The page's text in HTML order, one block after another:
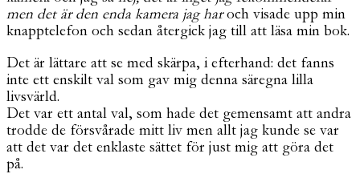
men det är den enda kamera jag haroch visade upp min
knapptelefon och sedan återgick jag till att läsa min bok.
Det är lättare att se med skärpa, i efterhand: det fanns
inte ett enskilt val som gav mig denna säregna lilla
livsvärld.
Det var ett antal val, som hade det gemensamt att andra
trodde de försvårade mitt liv men allt jag kunde se var
att det var det enklaste sättet för just mig att göra det
på.